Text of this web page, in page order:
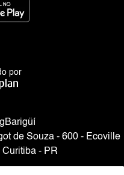
por
de Souza - 600 - Ecoville
- PR